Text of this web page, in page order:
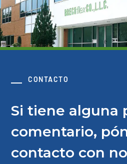
CONTACTO
Si tiene alguna
comentario,
contacto con